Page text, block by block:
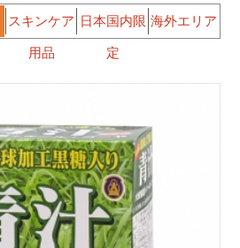
スキンケア
用品
日本国内限
定
海外エリア